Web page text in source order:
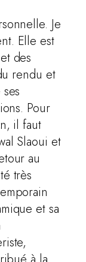
Je
Elle est
des
rendu et
Pour
il faut
Slaoui et
au
très
et sa